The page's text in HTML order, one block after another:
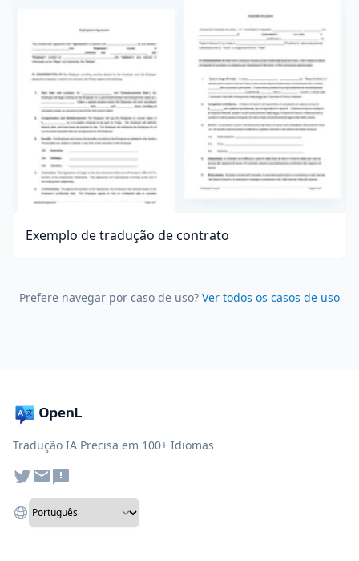
Exemplo de tradução de contrato
Prefere navegar por caso de uso? Ver todos os casos de uso
Tradução IA Precisa em 100+ Idiomas